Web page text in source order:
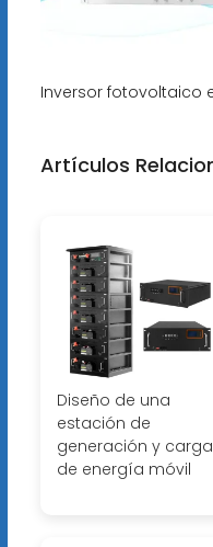
Inversor fotovoltaico
Artículos
Diseño de una
estación de
generación y carga
de energía móvil